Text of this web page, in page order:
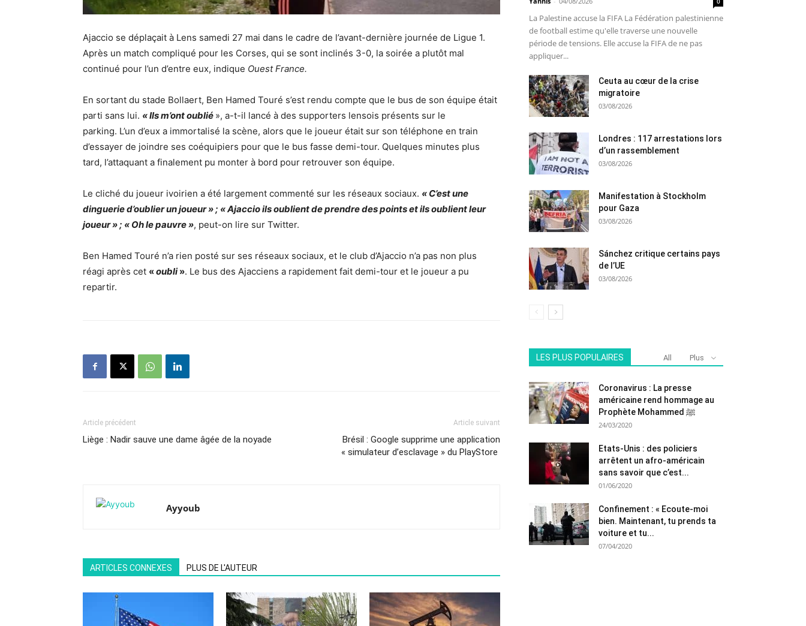
Ajaccio se déplaçait à Lens samedi 27 mai dans le cadre de l’avant-dernière journée de Ligue 1.
Après un match compliqué pour les Corses, qui se sont inclinés 3-0, la soirée a plutôt mal
continué pour l’un d’entre eux, indique Ouest France.
En sortant du stade Bollaert, Ben Hamed Touré s’est rendu compte que le bus de son équipe était
parti sans lui. « Ils m’ont oublié », a-t-il lancé à des supporters lensois présents sur le
parking. L’un d’eux a immortalisé la scène, alors que le joueur était sur son téléphone en train
d’essayer de joindre ses coéquipiers pour que le bus fasse demi-tour. Quelques minutes plus
tard, l’attaquant a finalement pu monter à bord pour retrouver son équipe.
Le cliché du joueur ivoirien a été largement commenté sur les réseaux sociaux. « C’est une
dinguerie d’oublier un joueur » ; « Ajaccio ils oublient de prendre des points et ils oublient leur
joueur » ; « Oh le pauvre », peut-on lire sur Twitter.
Ben Hamed Touré n’a rien posté sur ses réseaux sociaux, et le club d’Ajaccio n’a pas non plus
réagi après cet «oubli». Le bus des Ajacciens a rapidement fait demi-tour et le joueur a pu
repartir.
Article précédent
Liège : Nadir sauve une dame âgée de la noyade
Article suivant
Brésil : Google supprime une application
« simulateur d’esclavage » du PlayStore
Ayyoub
ARTICLES CONNEXES PLUS DE L'AUTEUR
La Palestine accuse la FIFA La Fédération palestinienne
de football estime qu'elle traverse une nouvelle
période de tensions. Elle accuse la FIFA de ne pas
appliquer...
Ceuta au cœur de la crise
migratoire
03/08/2026
Londres : 117 arrestations lors
d’un rassemblement
03/08/2026
Manifestation à Stockholm
pour Gaza
03/08/2026
Sánchez critique certains pays
de l’UE
03/08/2026
LES PLUS POPULAIRES All Plus
Coronavirus : La presse
américaine rend hommage au
Prophète Mohammed ﷺ
24/03/2020
Etats-Unis : des policiers
arrêtent un afro-américain
sans savoir que c’est...
01/06/2020
Confinement : « Ecoute-moi
bien. Maintenant, tu prends ta
voiture et tu...
07/04/2020